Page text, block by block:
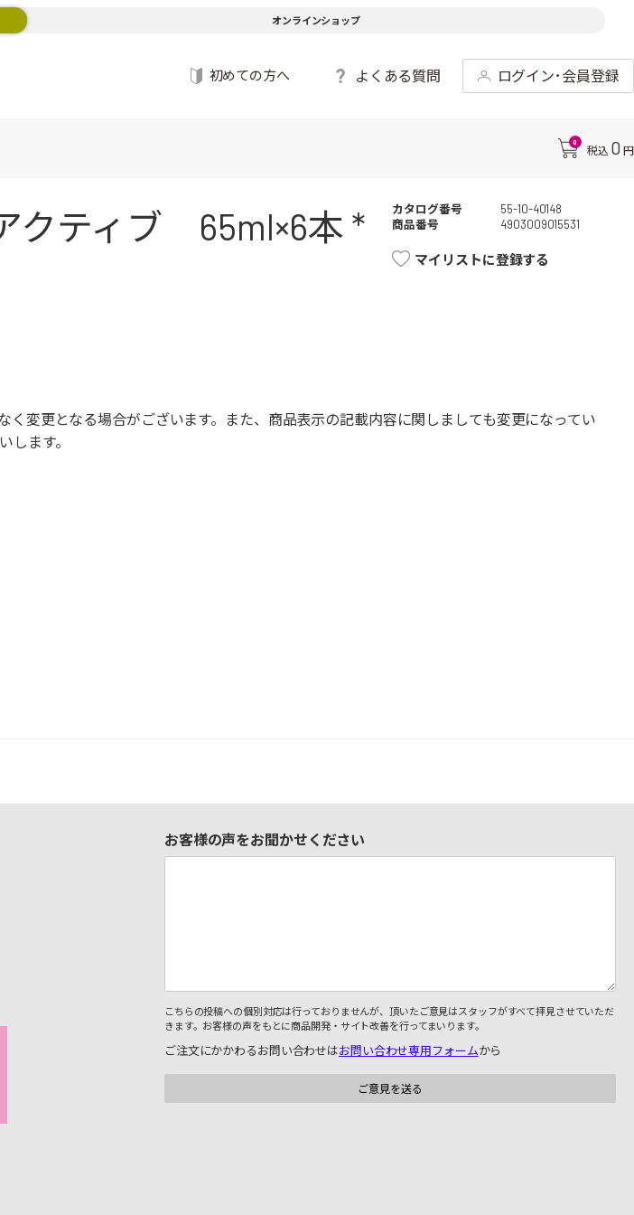
オンラインショップ
初めての方へ よくある質問 ログイン･会員登録
0
税込 0 円
ティブ 65ml×6本 * カタログ番号
55-10-40148
商品番号
4903009015531
マイリストに登録する
変更となる場合がございます。また、商品表示の記載内容に関しましても変更になってい
します。
お客様の声をお聞かせください
こちらの投稿への個別対応は行っておりませんが、頂いたご意見はスタッフがすべて拝見させていただ
きます。お客様の声をもとに商品開発・サイト改善を行ってまいります。
ご注文にかかわるお問い合わせはお問い合わせ専用フォームから